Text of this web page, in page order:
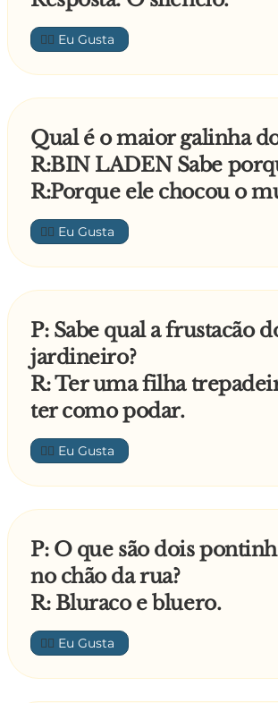
👍🏼
Qual é o maior galinha
R:BIN LADEN Sabe
R:Porque ele chocou o
👍🏼
P: Sabe qual a frustacão
jardineiro?
R: Ter uma filha
ter como podar.
👍🏼
P: O que são dois
no chão da rua?
R: Bluraco e bluero.
👍🏼